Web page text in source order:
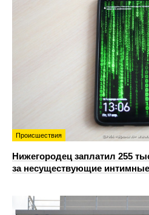
Происшествия
Нижегородец заплатил 255
за несуществующие